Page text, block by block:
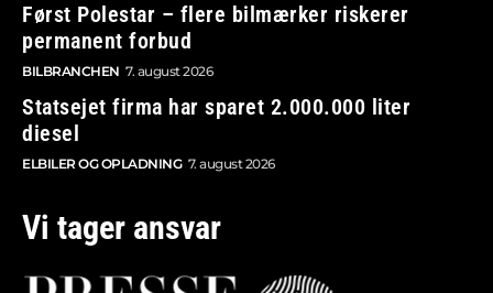
Først Polestar – flere bilmærker riskerer
permanent forbud
BILBRANCHEN 7. august 2026
Statsejet firma har sparet 2.000.000 liter
diesel
ELBILER OG OPLADNING 7. august 2026
Vi tager ansvar